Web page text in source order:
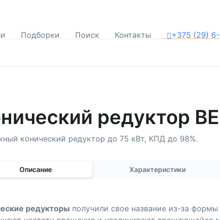
Подборки Поиск Контакты +375 (29)
редуктор
конический редуктор до 75 кВт, КПД до 98%.
Описание Характеристики
редукторы получили свое название из-за